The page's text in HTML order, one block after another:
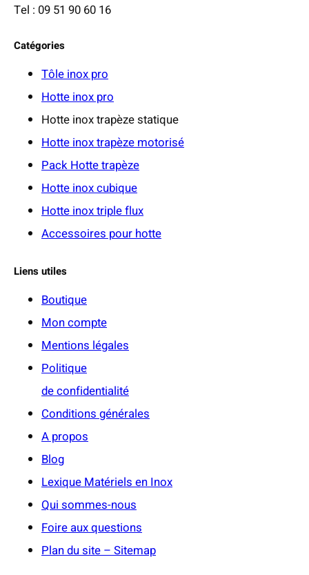
Tel : 09 51 90 60 16
Catégories
Tôle inox pro
Hotte inox pro
Hotte inox trapèze statique
Hotte inox trapèze motorisé
Pack Hotte trapèze
Hotte inox cubique
Hotte inox triple flux
Accessoires pour hotte
Liens utiles
Boutique
Mon compte
Mentions légales
Politique
de confidentialité
Conditions générales
A propos
Blog
Lexique Matériels en Inox
Qui sommes-nous
Foire aux questions
Plan du site – Sitemap